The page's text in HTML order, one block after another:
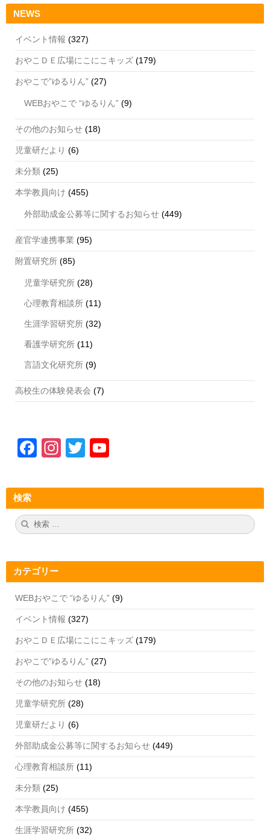
NEWS
イベント情報 (327)
おやこＤＥ広場にこにこキッズ (179)
おやこで”ゆるりん” (27)
WEBおやこで “ゆるりん” (9)
その他のお知らせ (18)
児童研だより (6)
未分類 (25)
本学教員向け (455)
外部助成金公募等に関するお知らせ (449)
産官学連携事業 (95)
附置研究所 (85)
児童学研究所 (28)
心理教育相談所 (11)
生涯学習研究所 (32)
看護学研究所 (11)
言語文化研究所 (9)
高校生の体験発表会 (7)
F
c
e
b
o
k
In
a
gr
T
tt
er
u
T
e
C
h
n
el
検索
検
索:
カテゴリー
WEBおやこで “ゆるりん” (9)
イベント情報 (327)
おやこＤＥ広場にこにこキッズ (179)
おやこで”ゆるりん” (27)
その他のお知らせ (18)
児童学研究所 (28)
児童研だより (6)
外部助成金公募等に関するお知らせ (449)
心理教育相談所 (11)
未分類 (25)
本学教員向け (455)
生涯学習研究所 (32)